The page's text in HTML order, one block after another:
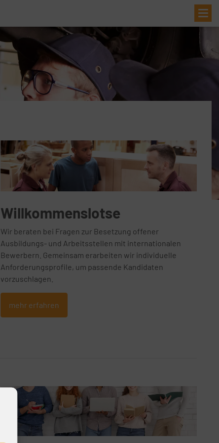
Willkommenslotse
Wir beraten bei Fragen zur Besetzung offener
Ausbildungs- und Arbeitsstellen mit internationalen
Bewerbern. Gemeinsam erarbeiten wir individuelle
Anforderungsprofile, um passende Kandidaten
vorzuschlagen.
mehr erfahren